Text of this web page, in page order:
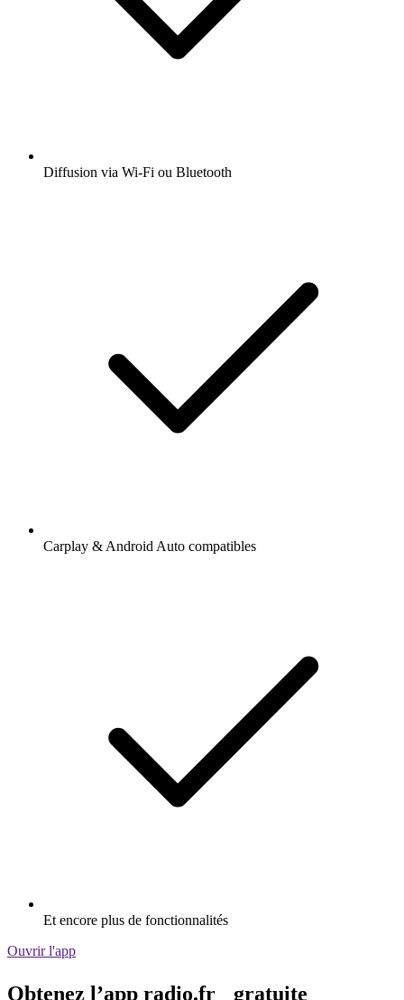
Diffusion via Wi-Fi ou Bluetooth
Carplay & Android Auto compatibles
Et encore plus de fonctionnalités
Ouvrir l'app
Obtenez l’app radio.fr gratuite